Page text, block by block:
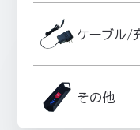
ケーブル/
その他